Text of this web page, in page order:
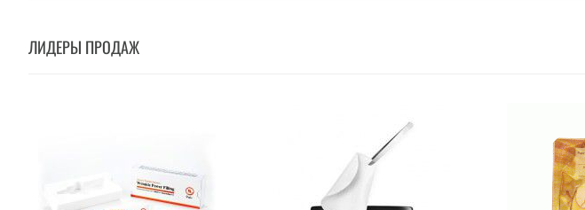
ЛИДЕРЫ ПРОДАЖ